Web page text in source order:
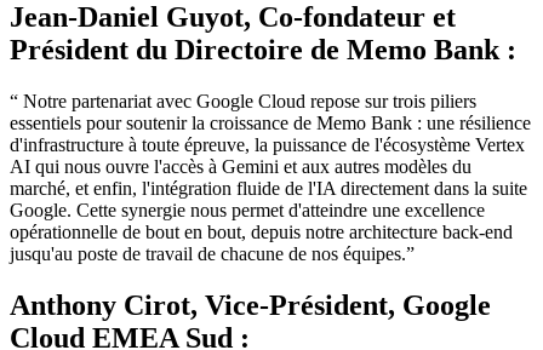
Jean-Daniel Guyot, Co-fondateur et
Président du Directoire de Memo Bank :
“ Notre partenariat avec Google Cloud repose sur trois piliers
essentiels pour soutenir la croissance de Memo Bank : une résilience
d'infrastructure à toute épreuve, la puissance de l'écosystème Vertex
AI qui nous ouvre l'accès à Gemini et aux autres modèles du
marché, et enfin, l'intégration fluide de l'IA directement dans la suite
Google. Cette synergie nous permet d'atteindre une excellence
opérationnelle de bout en bout, depuis notre architecture back-end
jusqu'au poste de travail de chacune de nos équipes.”
Anthony Cirot, Vice-Président, Google
Cloud EMEA Sud :